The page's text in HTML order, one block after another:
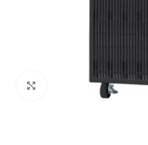
Click to enlarge